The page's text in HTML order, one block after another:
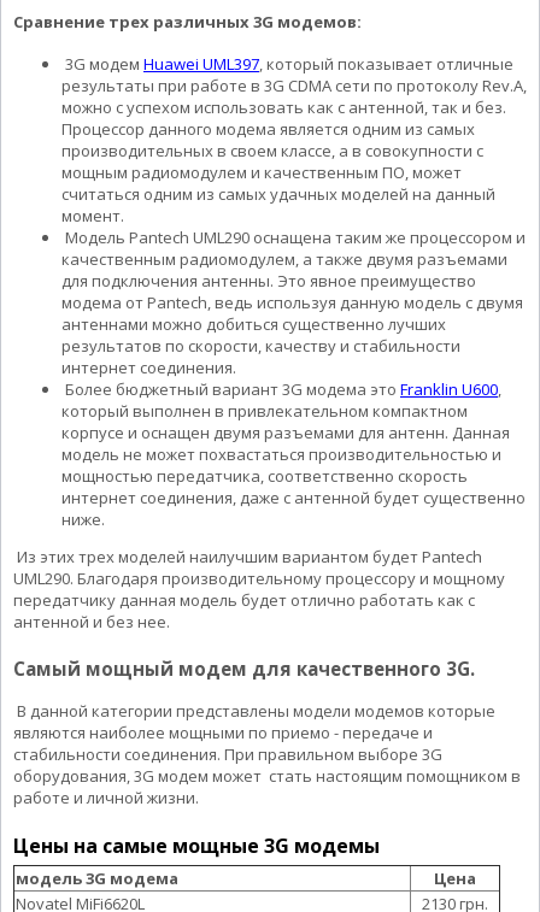
Сравнение трех различных 3G модемов:
3G модем Huawei UML397, который показывает отличные
результаты при работе в 3G CDMA сети по протоколу Rev.A,
можно с успехом использовать как с антенной, так и без.
Процессор данного модема является одним из самых
производительных в своем классе, а в совокупности с
мощным радиомодулем и качественным ПО, может
считаться одним из самых удачных моделей на данный
момент.
Модель Pantech UML290 оснащена таким же процессором и
качественным радиомодулем, а также двумя разъемами
для подключения антенны. Это явное преимущество
модема от Pantech, ведь используя данную модель с двумя
антеннами можно добиться существенно лучших
результатов по скорости, качеству и стабильности
интернет соединения.
Более бюджетный вариант 3G модема это Franklin U600,
который выполнен в привлекательном компактном
корпусе и оснащен двумя разъемами для антенн. Данная
модель не может похвастаться производительностью и
мощностью передатчика, соответственно скорость
интернет соединения, даже с антенной будет существенно
ниже.
Из этих трех моделей наилучшим вариантом будет Pantech
UML290. Благодаря производительному процессору и мощному
передатчику данная модель будет отлично работать как с
антенной и без нее.
Самый мощный модем для качественного 3G.
В данной категории представлены модели модемов которые
являются наиболее мощными по приемо - передаче и
стабильности соединения. При правильном выборе 3G
оборудования, 3G модем может стать настоящим помощником в
работе и личной жизни.
Цены на самые мощные 3G модемы
модель 3G модема
Цена
Novatel MiFi6620L
2130 грн.